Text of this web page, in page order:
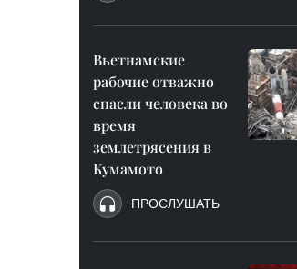
Вьетнамские
рабочие отважно
спасли человека во
время
землетрясения в
Кумамото
ПРОСЛУШАТЬ